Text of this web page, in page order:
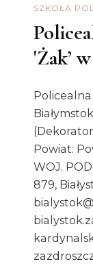
SZKOŁA
'Żak’
Powiat:
WOJ.
879,